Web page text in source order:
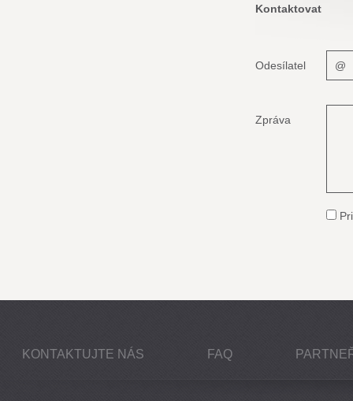
Kontaktovat
Odesílatel
Zpráva
KONTAKTUJTE NÁS FAQ